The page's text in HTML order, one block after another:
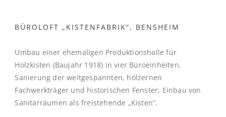
BÜROLOFT „KISTENFABRIK“, BENSHEIM
Umbau einer ehemaligen Produktionshalle für
Holzkisten (Baujahr 1918) in vier Büroeinheiten,
Sanierung der weitgespannten, hölzernen
Fachwerkträger und historischen Fenster, Einbau von
Sanitärräumen als freistehende „Kisten“.